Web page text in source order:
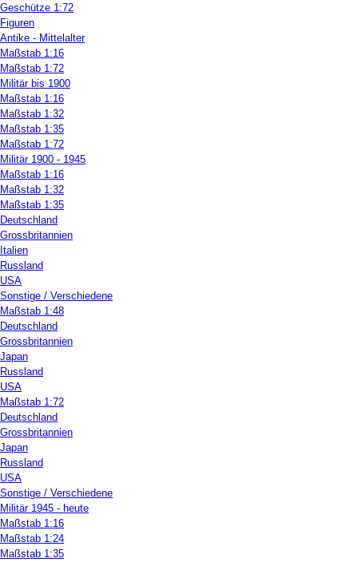
Geschütze 1:72
Figuren
Antike - Mittelalter
Maßstab 1:16
Maßstab 1:72
Militär bis 1900
Maßstab 1:16
Maßstab 1:32
Maßstab 1:35
Maßstab 1:72
Militär 1900 - 1945
Maßstab 1:16
Maßstab 1:32
Maßstab 1:35
Deutschland
Grossbritannien
Italien
Russland
USA
Sonstige / Verschiedene
Maßstab 1:48
Deutschland
Grossbritannien
Japan
Russland
USA
Maßstab 1:72
Deutschland
Grossbritannien
Japan
Russland
USA
Sonstige / Verschiedene
Militär 1945 - heute
Maßstab 1:16
Maßstab 1:24
Maßstab 1:35